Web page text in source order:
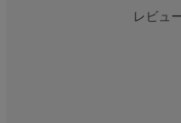
レビュ